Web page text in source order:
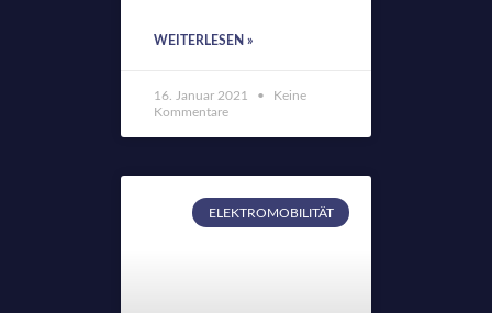
WEITERLESEN »
16. Januar 2021
Keine
Kommentare
ELEKTROMOBILITÄT